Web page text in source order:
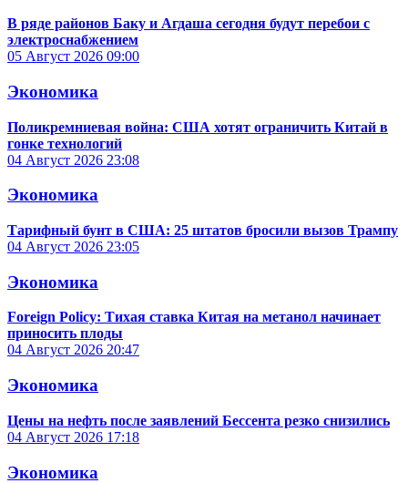
В ряде районов Баку и Агдаша сегодня будут перебои с
электроснабжением
05 Август 2026 09:00
Экономика
Поликремниевая война: США хотят ограничить Китай в
гонке технологий
04 Август 2026 23:08
Экономика
Тарифный бунт в США: 25 штатов бросили вызов Трампу
04 Август 2026 23:05
Экономика
Foreign Policy: Тихая ставка Китая на метанол начинает
приносить плоды
04 Август 2026 20:47
Экономика
Цены на нефть после заявлений Бессента резко снизились
04 Август 2026 17:18
Экономика